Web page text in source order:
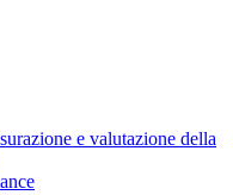
e valutazione della